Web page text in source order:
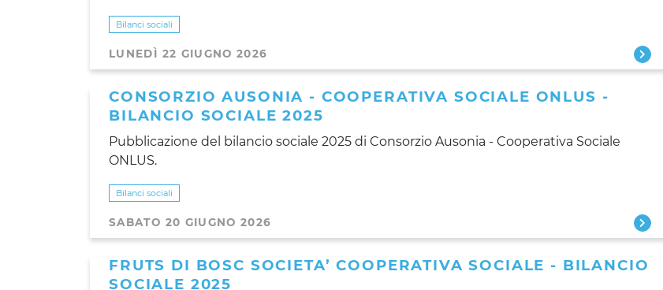
Bilanci sociali
LUNEDÌ 22 GIUGNO 2026
CONSORZIO AUSONIA - COOPERATIVA SOCIALE ONLUS -
BILANCIO SOCIALE 2025
Pubblicazione del bilancio sociale 2025 di Consorzio Ausonia - Cooperativa Sociale
ONLUS.
Bilanci sociali
SABATO 20 GIUGNO 2026
FRUTS DI BOSC SOCIETA’ COOPERATIVA SOCIALE - BILANCIO
SOCIALE 2025